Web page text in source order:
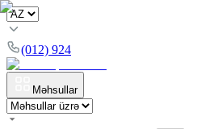
(012) 924
Məhsullar